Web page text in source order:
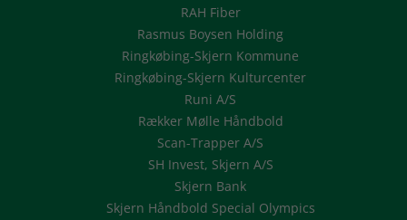
RAH Fiber
Rasmus Boysen Holding
Ringkøbing-Skjern Kommune
Ringkøbing-Skjern Kulturcenter
Runi A/S
Rækker Mølle Håndbold
Scan-Trapper A/S
SH Invest, Skjern A/S
Skjern Bank
Skjern Håndbold Special Olympics